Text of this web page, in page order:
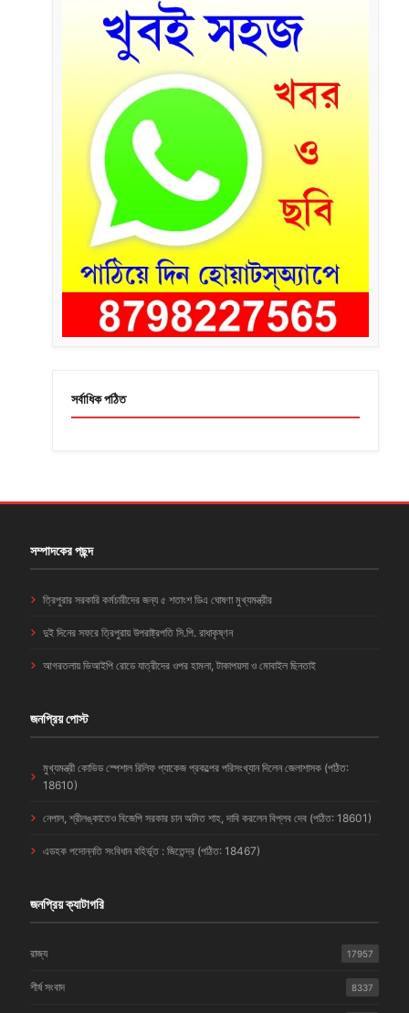
সর্বাধিক পঠিত
সম্পাদকের পছন্দ
ত্রিপুরার সরকারি কর্মচারীদের জন্য ৫ শতাংশ ডিএ ঘোষণা মুখ্যমন্ত্রীর
দুই দিনের সফরে ত্রিপুরায় উপরাষ্ট্রপতি সি.পি. রাধাকৃষ্ণন
আগরতলায় ভিআইপি রোডে যাত্রীদের ওপর হামলা, টাকাপয়সা ও মোবাইল ছিনতাই
জনপ্রিয় পোস্ট
মুখ্যমন্ত্রী কোভিড স্পেশাল রিলিফ প্যাকেজ প্রকল্পের পরিসংখ্যান দিলেন জেলাশাসক (পঠিত:
18610)
নেপাল, শ্রীলঙ্কাতেও বিজেপি সরকার চান অমিত শাহ, দাবি করলেন বিপ্লব দেব (পঠিত: 18601)
এডহক পদোন্নতি সংবিধান বহির্ভূত : জিতেন্দ্র (পঠিত: 18467)
জনপ্রিয় ক্যাটাগরি
রাজ্য 17957
শীর্ষ সংবাদ 8337